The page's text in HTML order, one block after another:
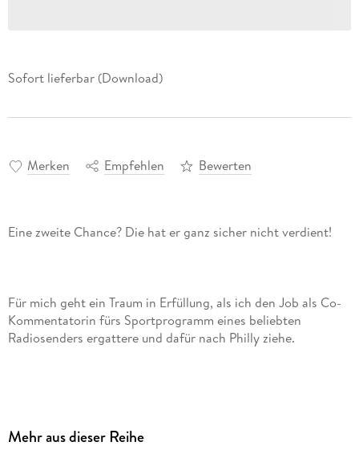
Sofort lieferbar (Download)
Merken Empfehlen Bewerten
Für mich geht ein Traum in Erfüllung, als ich den Job als Co-
Kommentatorin fürs Sportprogramm eines beliebten
Philadelphia Pucks spielen? Vor einigen Jahren hat er mir
eiskalt den Laufpass gegeben, deswegen bin ich alles andere
Mehr aus dieser Reihe